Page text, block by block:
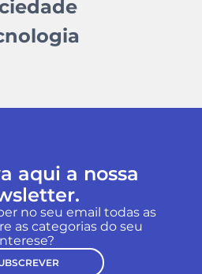
aqui a nossa
no seu email todas as
as categorias do seu